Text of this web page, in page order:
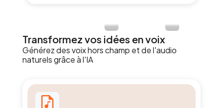
Transformez vos idées en voix
Générez des voix hors champ et de l'audio
naturels grâce à l'IA